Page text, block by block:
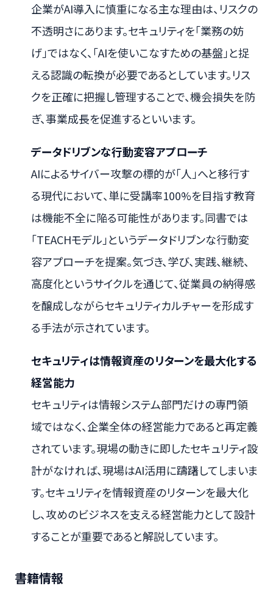
企業がAI導入に慎重になる主な理由は、リスクの
不透明さにあります。セキュリティを「業務の妨
げ」ではなく、「AIを使いこなすための基盤」と捉
える認識の転換が必要であるとしています。リス
クを正確に把握し管理することで、機会損失を防
ぎ、事業成長を促進するといいます。
データドリブンな行動変容アプローチ
AIによるサイバー攻撃の標的が「人」へと移行す
る現代において、単に受講率100%を目指す教育
は機能不全に陥る可能性があります。同書では
「TEACHモデル」というデータドリブンな行動変
容アプローチを提案。気づき、学び、実践、継続、
高度化というサイクルを通じて、従業員の納得感
を醸成しながらセキュリティカルチャーを形成す
る手法が示されています。
セキュリティは情報資産のリターンを最大化する
経営能力
セキュリティは情報システム部門だけの専門領
域ではなく、企業全体の経営能力であると再定義
されています。現場の動きに即したセキュリティ設
計がなければ、現場はAI活用に躊躇してしまいま
す。セキュリティを情報資産のリターンを最大化
し、攻めのビジネスを支える経営能力として設計
することが重要であると解説しています。
書籍情報